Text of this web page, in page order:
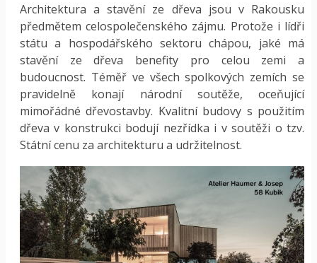
Architektura a stavění ze dřeva jsou v Rakousku
předmětem celospolečenského zájmu. Protože i lídři
státu a hospodářského sektoru chápou, jaké má
stavění ze dřeva benefity pro celou zemi a
budoucnost. Téměř ve všech spolkových zemích se
pravidelně konají národní soutěže, oceňující
mimořádné dřevostavby. Kvalitní budovy s použitím
dřeva v konstrukci bodují nezřídka i v soutěži o tzv.
Státní cenu za architekturu a udržitelnost.